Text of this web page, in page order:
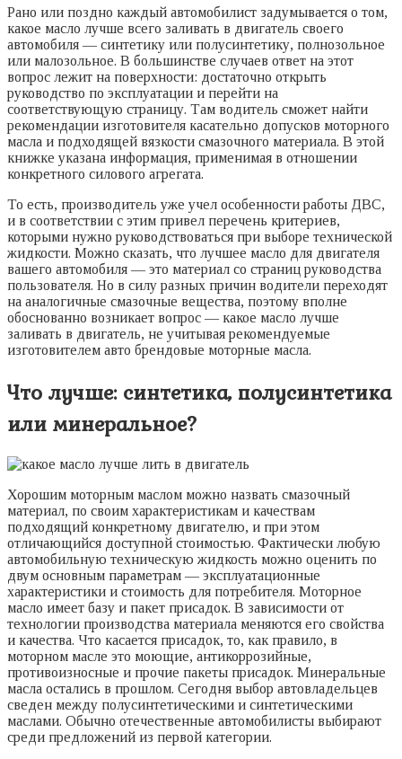
Рано или поздно каждый автомобилист задумывается о том,
какое масло лучше всего заливать в двигатель своего
автомобиля — синтетику или полусинтетику, полнозольное
или малозольное. В большинстве случаев ответ на этот
вопрос лежит на поверхности: достаточно открыть
руководство по эксплуатации и перейти на
соответствующую страницу. Там водитель сможет найти
рекомендации изготовителя касательно допусков моторного
масла и подходящей вязкости смазочного материала. В этой
книжке указана информация, применимая в отношении
конкретного силового агрегата.
То есть, производитель уже учел особенности работы ДВС,
и в соответствии с этим привел перечень критериев,
которыми нужно руководствоваться при выборе технической
жидкости. Можно сказать, что лучшее масло для двигателя
вашего автомобиля — это материал со страниц руководства
пользователя. Но в силу разных причин водители переходят
на аналогичные смазочные вещества, поэтому вполне
обоснованно возникает вопрос — какое масло лучше
заливать в двигатель, не учитывая рекомендуемые
изготовителем авто брендовые моторные масла.
Что лучше: синтетика, полусинтетика
или минеральное?
Хорошим моторным маслом можно назвать смазочный
материал, по своим характеристикам и качествам
подходящий конкретному двигателю, и при этом
отличающийся доступной стоимостью. Фактически любую
автомобильную техническую жидкость можно оценить по
двум основным параметрам — эксплуатационные
характеристики и стоимость для потребителя. Моторное
масло имеет базу и пакет присадок. В зависимости от
технологии производства материала меняются его свойства
и качества. Что касается присадок, то, как правило, в
моторном масле это моющие, антикоррозийные,
противоизносные и прочие пакеты присадок. Минеральные
масла остались в прошлом. Сегодня выбор автовладельцев
сведен между полусинтетическими и синтетическими
маслами. Обычно отечественные автомобилисты выбирают
среди предложений из первой категории.